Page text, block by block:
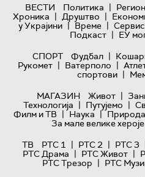
ВЕСТИ Политика | Регион
Хроника | Друштво |
у Украјини | Време |
Подкаст | ЕУ
СПОРТ
Фудбал |
Рукомет | Ватерполо |
спортови |
МАГАЗИН
Живот |
Технологијa | Путујемо |
Филм и ТВ | Наука | Природа
За мале велике хероје
ТВ
РТС 1 | РТС 2 | РТС 3
РТС Драма | РТС Живот |
РТС Трезор | РТС